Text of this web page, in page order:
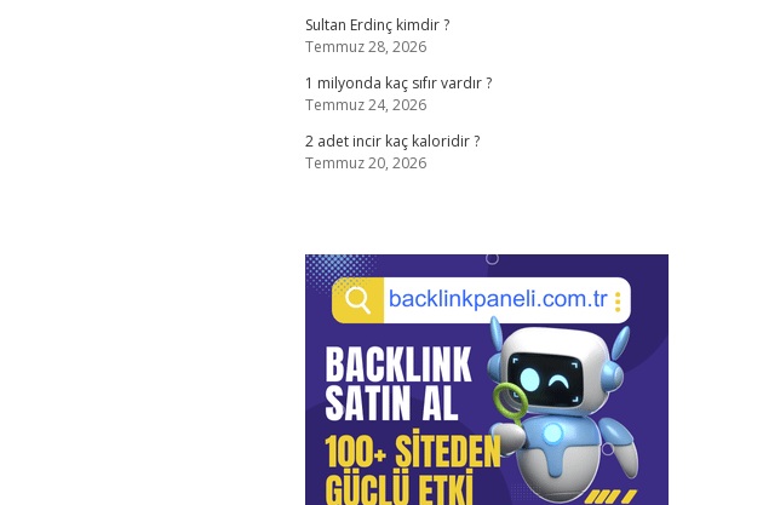
Sultan Erdinç kimdir ?
Temmuz 28, 2026
1 milyonda kaç sıfır vardır ?
Temmuz 24, 2026
2 adet incir kaç kaloridir ?
Temmuz 20, 2026